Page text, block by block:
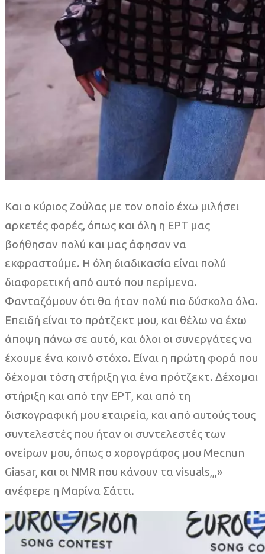
Και ο κύριος Ζούλας με τον οποίο έχω μιλήσει
αρκετές φορές, όπως και όλη η ΕΡΤ μας
βοήθησαν πολύ και μας άφησαν να
εκφραστούμε. Η όλη διαδικασία είναι πολύ
διαφορετική από αυτό που περίμενα.
Φανταζόμουν ότι θα ήταν πολύ πιο δύσκολα όλα.
Επειδή είναι το πρότζεκτ μου, και θέλω να έχω
άποψη πάνω σε αυτό, και όλοι οι συνεργάτες να
έχουμε ένα κοινό στόχο. Είναι η πρώτη φορά που
δέχομαι τόση στήριξη για ένα πρότζεκτ. Δέχομαι
στήριξη και από την ΕΡΤ, και από τη
δισκογραφική μου εταιρεία, και από αυτούς τους
συντελεστές που ήταν οι συντελεστές των
ονείρων μου, όπως ο χορογράφος μου Mecnun
Giasar, και οι NMR που κάνουν τα visuals,,,»
ανέφερε η Μαρίνα Σάττι.